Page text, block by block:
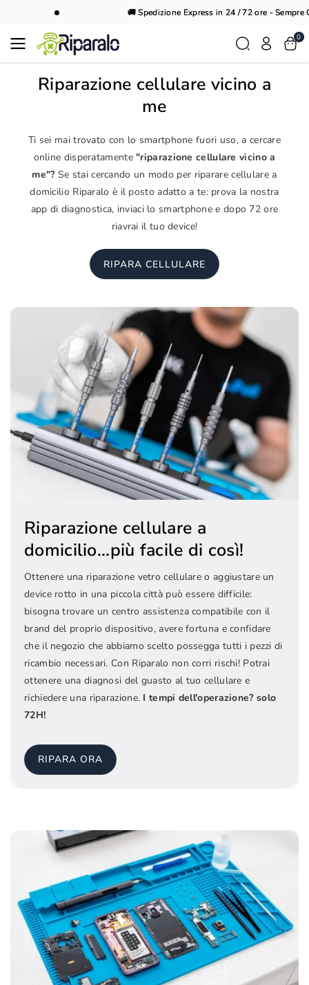
🚚 Spedizione Express in 24 / 72 ore - Sempre
0
Riparazione cellulare vicino a
me
Ti sei mai trovato con lo smartphone fuori uso, a cercare
online disperatamente"riparazione cellulare vicino a
me"?Se stai cercando un modo per riparare cellulare a
domicilio Riparalo è il posto adatto a te: prova la nostra
app di diagnostica, inviaci lo smartphone e dopo 72 ore
riavrai il tuo device!
RIPARA CELLULARE
Riparazione cellulare a
domicilio...più facile di così!
Ottenere una riparazione vetro cellulare o aggiustare un
device rotto in una piccola città può essere difficile:
bisogna trovare un centro assistenza compatibile con il
brand del proprio dispositivo, avere fortuna e confidare
che il negozio che abbiamo scelto possegga tutti i pezzi di
ricambio necessari. Con Riparalo non corri rischi! Potrai
ottenere una diagnosi del guasto al tuo cellulare e
richiedere una riparazione. I tempi dell'operazione? solo
72H!
RIPARA ORA